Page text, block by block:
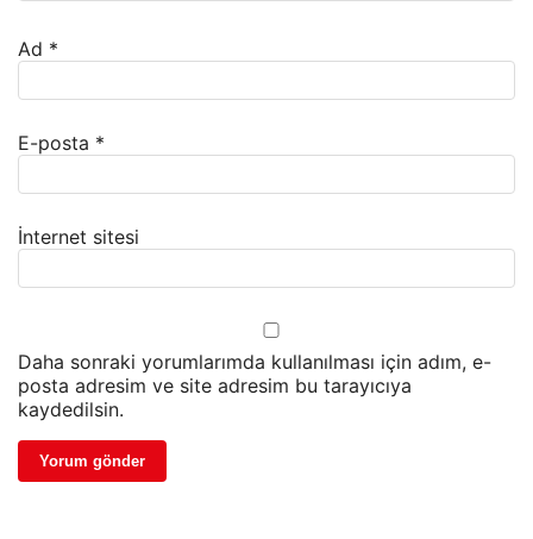
Ad *
E-posta *
İnternet sitesi
Daha sonraki yorumlarımda kullanılması için adım, e-
posta adresim ve site adresim bu tarayıcıya
kaydedilsin.